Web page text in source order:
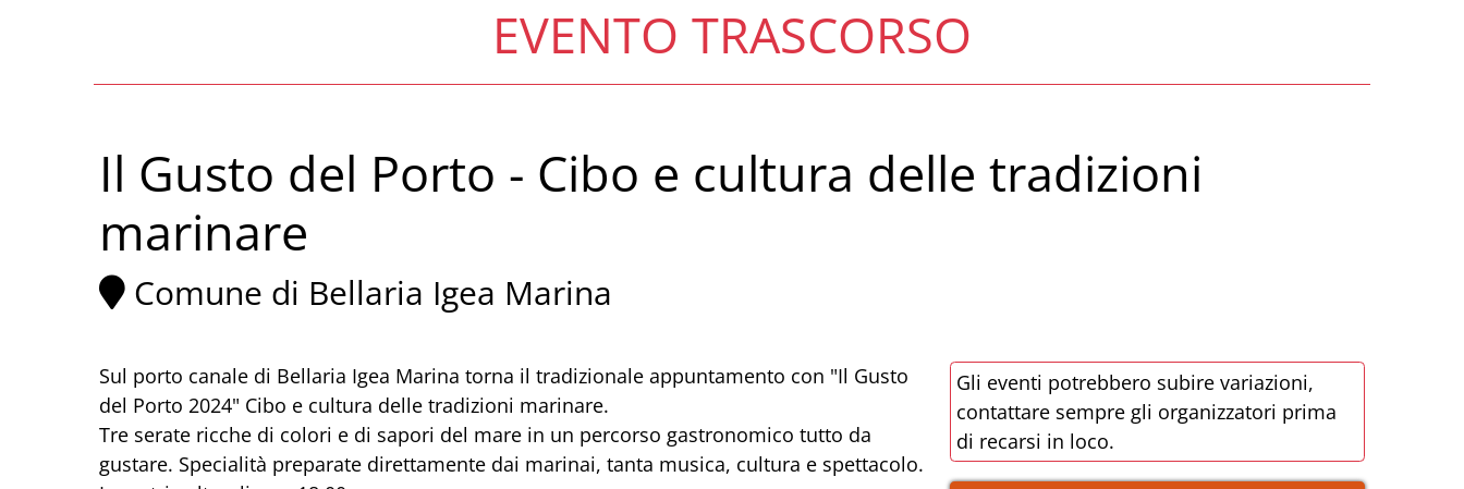
EVENTO TRASCORSO
Il Gusto del Porto - Cibo e cultura delle tradizioni
marinare
Comune di Bellaria Igea Marina
Sul porto canale di Bellaria Igea Marina torna il tradizionale appuntamento con "Il Gusto
del Porto 2024" Cibo e cultura delle tradizioni marinare.
Tre serate ricche di colori e di sapori del mare in un percorso gastronomico tutto da
gustare. Specialità preparate direttamente dai marinai, tanta musica, cultura e spettacolo.
Gli eventi potrebbero subire variazioni,
contattare sempre gli organizzatori prima
di recarsi in loco.